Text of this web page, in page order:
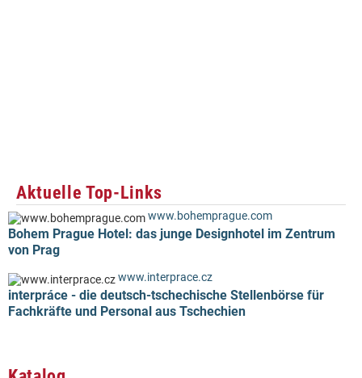
Aktuelle Top-Links
www.bohemprague.com
Bohem Prague Hotel: das junge Designhotel im Zentrum
von Prag
www.interprace.cz
interpráce - die deutsch-tschechische Stellenbörse für
Fachkräfte und Personal aus Tschechien